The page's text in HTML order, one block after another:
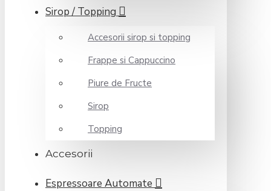
Sirop / Topping
Accesorii sirop si topping
Frappe si Cappuccino
Piure de Fructe
Sirop
Topping
Accesorii
Espressoare Automate